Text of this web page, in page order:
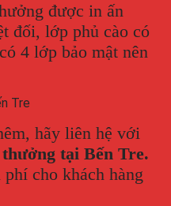
được in ấn
đối, lớp phủ cào có
4 lớp bảo mật nên
hãy liên hệ với
tại Bến Tre.
cho khách hàng